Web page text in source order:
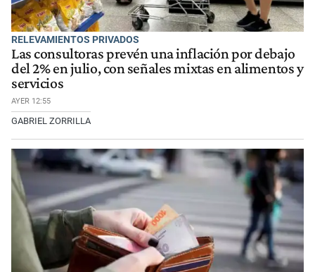
RELEVAMIENTOS PRIVADOS
Las consultoras prevén una inflación por debajo
del 2% en julio, con señales mixtas en alimentos y
servicios
AYER 12:55
GABRIEL ZORRILLA